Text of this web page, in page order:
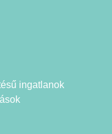
ingatlanok